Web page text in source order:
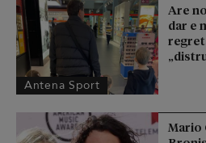
Antena Sport
Are
dar e
Mario